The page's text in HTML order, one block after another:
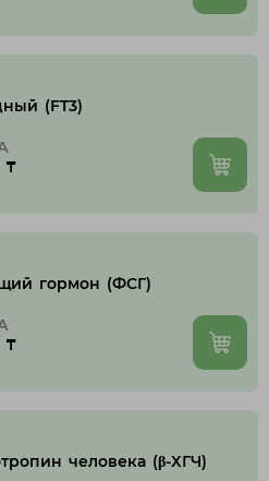
(FT3)
₸
гормон (ФСГ)
₸
человека (β-ХГЧ)